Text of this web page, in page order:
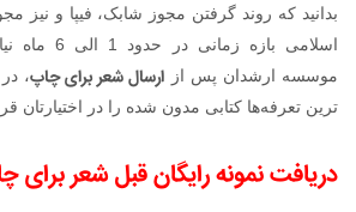
بدانید که روند گرفتن مجوز شابک، فیپا و نیز
اسلامی بازه
موسسه ارشدان پس از ارسال شعر برای چاپ
ترین تعرفه‌ها کتابی مدون شده را در اختیارتان
دریافت نمونه رایگان قبل شعر برای